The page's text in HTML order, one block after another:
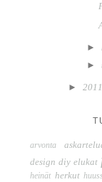
►
►
►
arvonta
design diy elukat
heinät herkut